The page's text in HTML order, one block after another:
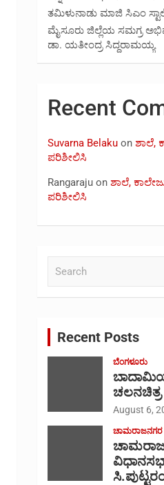
ತಮಿಳುನಾಡು ಮಾಜಿ ಸಿಎಂ
ಮೈಸೂರು ಜಿಲ್ಲೆಯ ಸಮಗ್ರ
ಡಾ. ಯತೀಂದ್ರ ಸಿದ್ದರಾಮಯ್ಯ
Recent
Suvarna Belaku on ಶಾಲೆ,
ಪರಿಶೀಲಿಸಿ
Rangaraju on ಶಾಲೆ,
ಪರಿಶೀಲಿಸಿ
Recent Posts
ಬೆಂಗಳೂರು
August 6,
ಚಾಮರಾಜನಗರ